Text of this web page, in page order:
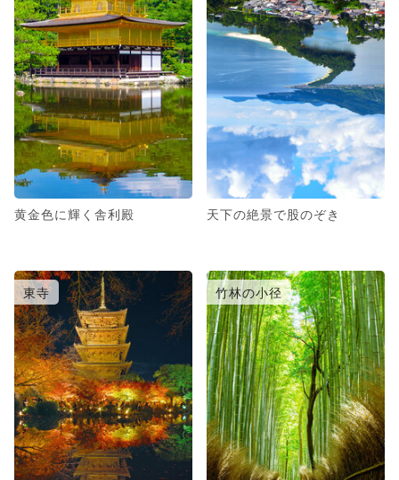
黄金色に輝く舎利殿 天下の絶景で股のぞき
東寺 竹林の小径